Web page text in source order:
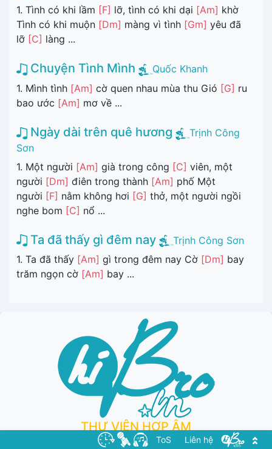
1. Tình có khi lầm [F] lỡ, tình có khi dại [Am] khờ
Tình có khi muộn [Dm] màng vì tình [Gm] yêu đã
lỡ [C] làng ...
Chuyện Tình Mình
Quốc Khanh
1. Mình tình [Am] cờ quen nhau mùa thu Gió [G] ru
bao ước [Am] mơ về ...
Ngày dài trên quê hương
Trịnh Công
Sơn
1. Một người [Am] già trong công [C] viên, một
người [Dm] điên trong thành [Am] phố Một
người [F] nằm không hơi [G] thở, một người ngồi
nghe bom [C] nổ ...
Ta đã thấy gì đêm nay
Trịnh Công Sơn
1. Ta đã thấy [Am] gì trong đêm nay Cờ [Dm] bay
trăm ngọn cờ [Am] bay ...
THƯ VIỆN HỢP ÂM
ToS Liên hệ